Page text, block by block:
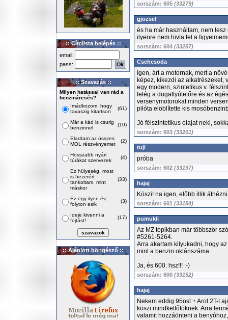
:: Címlista belépés ::
email:
pass:
:: Szavazás ::
Milyen hatással van rád a
benzináresés?
Imádkozom, hogy
tavaszig kitartson
(61)
Már a kád is csurig
benzinnel
(10)
Eladtam az összes
MOL részvényemet
(2)
Hosszabb nyári
túrákat szervezek
(4)
Ez hülyeség, most
is 5ezerért
tankoltam, mint
máskor
(33)
Ez egy ilyen év,
folyton esik
(3)
Ideje kivenni a
fojtást!
(17)
:: Ajánlott böngésző ::
sorszám: 605 (33279)
gjozsef
és ha már használtam, nem
ilyenre nem hivta fel a
sorszám: 604 (33257)
Csehcsoda
Igen, árt a motornak, mert a
képez, kikezdi az alkatrészeket,
egy modern, szintetikus v.
felég a dugattyútetőre és az
versenymotorokat minden
pilóta elöblítette kis
Jó félszintetikus olajat neki,
sorszám: 603 (33201)
tuji
próba
sorszám: 602 (33197)
hajaj
Köszi! na igen, előbb illik
sorszám: 601 (33154)
pumukli
Az MZ topikban már többször
#5261-5264.
Arra akartam kilyukadni, hogy
mint a benzin oktánszáma.
Ja, és 600. hsz!!! :-)
sorszám: 600 (33152)
hajaj
Nekem eddig 95öst + Arol 2T-t
köszi mindkettőtöknek. Arra
valamit hozzáönteni a